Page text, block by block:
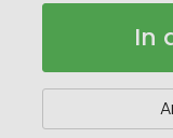
Blumendose
Auf
In